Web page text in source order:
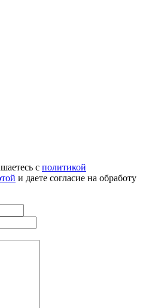
с политикой
и даете согласие на обработу